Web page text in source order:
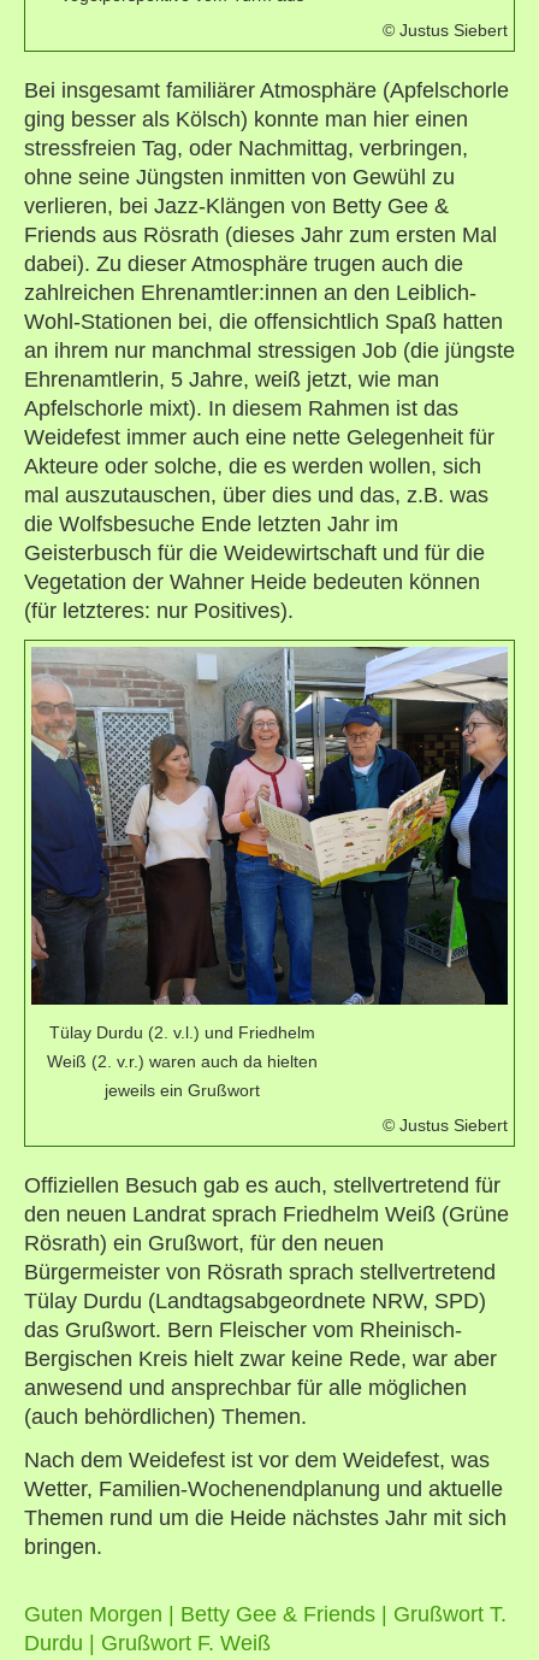
© Justus Siebert
Bei insgesamt familiärer Atmosphäre (Apfelschorle
ging besser als Kölsch) konnte man hier einen
stressfreien Tag, oder Nachmittag, verbringen,
ohne seine Jüngsten inmitten von Gewühl zu
verlieren, bei Jazz-Klängen von Betty Gee &
Friends aus Rösrath (dieses Jahr zum ersten Mal
dabei). Zu dieser Atmosphäre trugen auch die
zahlreichen Ehrenamtler:innen an den Leiblich-
Wohl-Stationen bei, die offensichtlich Spaß hatten
an ihrem nur manchmal stressigen Job (die jüngste
Ehrenamtlerin, 5 Jahre, weiß jetzt, wie man
Apfelschorle mixt). In diesem Rahmen ist das
Weidefest immer auch eine nette Gelegenheit für
Akteure oder solche, die es werden wollen, sich
mal auszutauschen, über dies und das, z.B. was
die Wolfsbesuche Ende letzten Jahr im
Geisterbusch für die Weidewirtschaft und für die
Vegetation der Wahner Heide bedeuten können
(für letzteres: nur Positives).
Tülay Durdu (2. v.l.) und Friedhelm
Weiß (2. v.r.) waren auch da hielten
jeweils ein Grußwort
© Justus Siebert
Offiziellen Besuch gab es auch, stellvertretend für
den neuen Landrat sprach Friedhelm Weiß (Grüne
Rösrath) ein Grußwort, für den neuen
Bürgermeister von Rösrath sprach stellvertretend
Tülay Durdu (Landtagsabgeordnete NRW, SPD)
das Grußwort. Bern Fleischer vom Rheinisch-
Bergischen Kreis hielt zwar keine Rede, war aber
anwesend und ansprechbar für alle möglichen
(auch behördlichen) Themen.
Nach dem Weidefest ist vor dem Weidefest, was
Wetter, Familien-Wochenendplanung und aktuelle
Themen rund um die Heide nächstes Jahr mit sich
bringen.
Guten Morgen | Betty Gee & Friends | Grußwort T.
Durdu | Grußwort F. Weiß